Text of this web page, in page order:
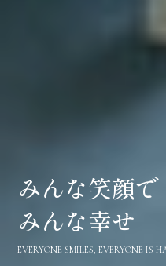
みんな笑顔で
みんな幸せ
EVERYONE SMILES, EVERYONE IS